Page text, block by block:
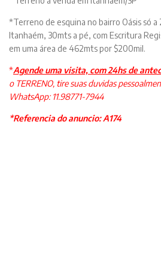
*Terreno de esquina no bairro Oásis só
Itanhaém, 30mts a pé, com Escritura
em uma área de 462mts por $200mil.
*Agende uma visita, com 24hs de
o TERRENO, tire suas duvidas
WhatsApp: 11.98771-7944
*Referencia do anuncio: A174